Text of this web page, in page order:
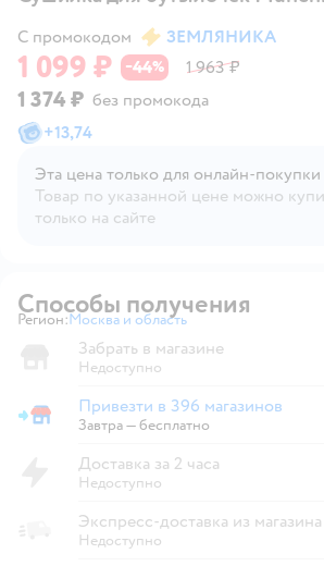
С промокодом
ЗЕМЛЯНИКА
1 099 ₽ −44% 1 963 ₽
1 374 ₽ без промокода
+13,74
Эта цена только для онлайн‑покупки
Товар по указанной цене можно
только на сайте
Способы получения
Регион: Выбор адреса доставки.
Москва и область
Забрать в магазине
Недоступно
Привезти в магазин
Привезти в 396 магазинов
Завтра—бесплатно
Доставка за 2 часа
Недоступно
Экспресс-доставка из магазина
Недоступно